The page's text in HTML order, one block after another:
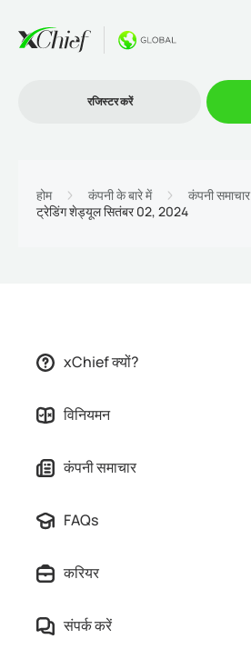
भागीदारों के लिये
रजिस्टर करें
होम कंपनी के बारे में
कंपनी समाचार
ट्रेडिंग शेड्यूल सितंबर 02, 2024
xChief क्यों?
विनियमन
कंपनी समाचार
FAQs
करियर
संपर्क करें